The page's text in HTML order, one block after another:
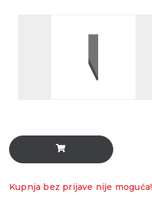
Kupnja bez prijave nije moguća!